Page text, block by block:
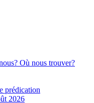
Où nous trouver?
prédication
2026